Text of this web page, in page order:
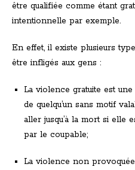
être qualifiée comme étant
intentionnelle par exemple.
En effet, il existe plusieurs
être infligés aux gens :
La violence gratuite est
de quelqu’un sans motif
aller jusqu’à la mort si elle
par le coupable;
La violence non